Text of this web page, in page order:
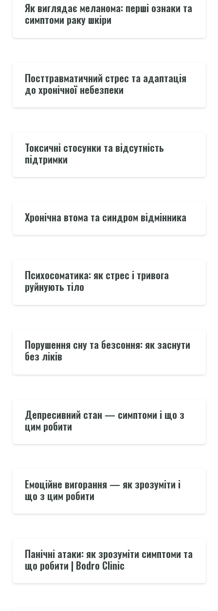
Як виглядає меланома: перші ознаки та
симптоми раку шкіри
Посттравматичний стрес та адаптація
до хронічної небезпеки
Токсичні стосунки та відсутність
підтримки
Хронічна втома та синдром відмінника
Психосоматика: як стрес і тривога
руйнують тіло
Порушення сну та безсоння: як заснути
без ліків
Депресивний стан — симптоми і що з
цим робити
Емоційне вигорання — як зрозуміти і
що з цим робити
Панічні атаки: як зрозуміти симптоми та
що робити | Bodro Clinic